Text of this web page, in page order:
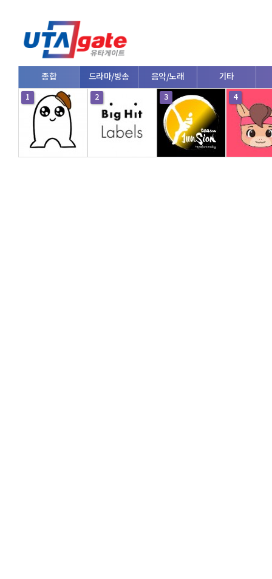
종합 드라마/방송 음악/노래 기타
V로그/소통 영화/뮤지컬 연예인 한류/외국인
댄스 e스포츠 자동차 커플/연애
1 2 3 4